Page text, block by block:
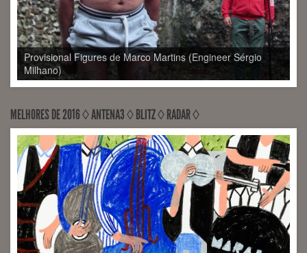
Provisional Figures de Marco Martins (Engineer Sérgio
Milhano)
MELHORES DE 2016 ◊ ANTENA3 ◊ BLITZ ◊ RADAR ◊